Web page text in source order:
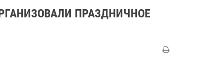
ПРАЗДНИЧНОЕ